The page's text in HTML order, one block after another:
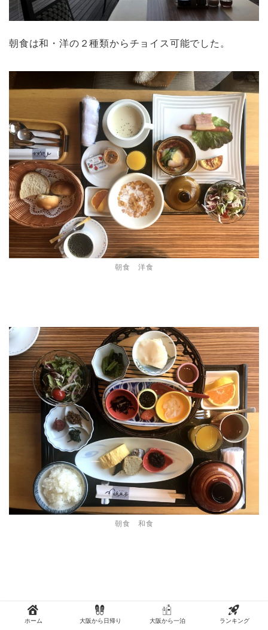
朝食は和・洋の２種類からチョイス可能でした。
朝食 洋食
朝食 和食
ホーム 大阪から日帰り 大阪から一泊 ランキング